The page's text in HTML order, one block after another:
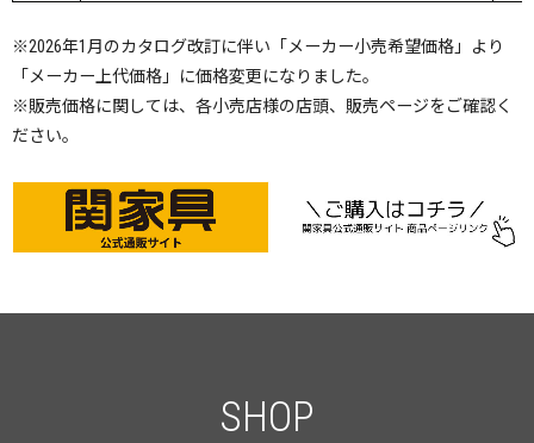
※2026年1月のカタログ改訂に伴い「メーカー小売希望価格」より
「メーカー上代価格」に価格変更になりました。
※販売価格に関しては、各小売店様の店頭、販売ページをご確認く
ださい。
SHOP